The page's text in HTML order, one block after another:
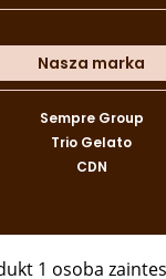
Nasza marka
Sempre Group
Trio Gelato
CDN